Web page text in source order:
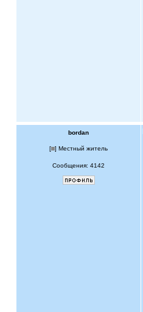
bordan
[ ] Местный житель
Сообщения: 4142